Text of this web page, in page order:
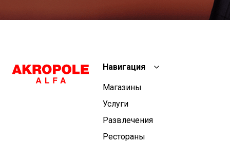
Навигация
Магазины
Услуги
Развлечения
Рестораны